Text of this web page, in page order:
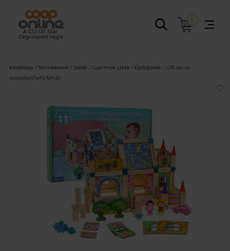
tartalomhoz
0
Kezdőlap / Termékeink / Játék / Gyermek játék / Építőjáték / 128 db-os
összeépíthető faház